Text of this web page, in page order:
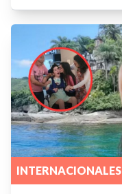
INTERNACIONALES